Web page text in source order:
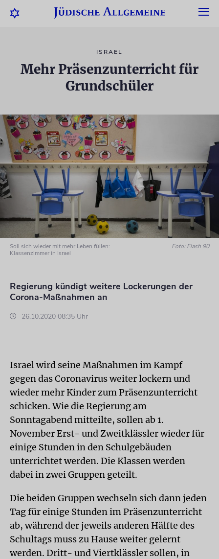
ISRAEL
Mehr Präsenzunterricht für
Grundschüler
Soll sich wieder mit mehr Leben füllen:
Klassenzimmer in Israel
Foto: Flash 90
Regierung kündigt weitere Lockerungen der
Corona-Maßnahmen an
26.10.2020 08:35 Uhr
Israel wird seine Maßnahmen im Kampf
gegen das Coronavirus weiter lockern und
wieder mehr Kinder zum Präsenzunterricht
schicken. Wie die Regierung am
Sonntagabend mitteilte, sollen ab 1.
November Erst- und Zweitklässler wieder für
einige Stunden in den Schulgebäuden
unterrichtet werden. Die Klassen werden
dabei in zwei Gruppen geteilt.
Die beiden Gruppen wechseln sich dann jeden
Tag für einige Stunden im Präsenzunterricht
ab, während der jeweils anderen Hälfte des
Schultags muss zu Hause weiter gelernt
werden. Dritt- und Viertklässler sollen, in